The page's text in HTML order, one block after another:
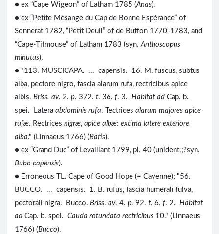
● ex “Cape Wigeon” of Latham 1785 (Anas).
● ex “Petite Mésange du Cap de Bonne Espérance” of
Sonnerat 1782, “Petit Deuil” of de Buffon 1770-1783, and
“Cape-Titmouse” of Latham 1783 (syn.Anthoscopus
minutus).
● "113. MUSCICAPA. ... capensis. 16. M. fuscus, subtus
alba, pectore nigro, fascia alarum rufa, rectricibus apice
albis. Briss. av. 2. p. 372. t. 36. f. 3. Habitat ad Cap. b.
spei. Latera abdominis rufa. Tectrices alarum majores apice
rufæ. Rectrices nigræ, apice albæ: extima latere exteriore
alba." (Linnaeus 1766) (Batis).
● ex “Grand Duc” of Levaillant 1799, pl. 40 (unident.;?syn.
Bubo capensis).
● Erroneous TL. Cape of Good Hope (= Cayenne); "56.
BUCCO. ... capensis. 1. B. rufus, fascia humerali fulva,
pectorali nigra. Bucco. Briss. av. 4. p. 92. t. 6. f. 2. Habitat
ad Cap. b. spei. Cauda rotundata rectricibus 10." (Linnaeus
1766) (Bucco).